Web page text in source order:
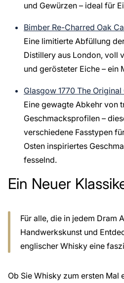
und Gewürzen – ideal für
Bimber Re-Charred Oak
Eine limitierte Abfüllung
Distillery aus London, voll
und gerösteter Eiche – ein
Glasgow 1770 The
Eine gewagte Abkehr von
Geschmacksprofilen –
verschiedene Fasstypen
Osten inspiriertes
fesselnd.
Ein Neuer
Für alle, die in jedem Dram
Handwerkskunst und
englischer Whisky eine
Ob Sie Whisky zum ersten Mal